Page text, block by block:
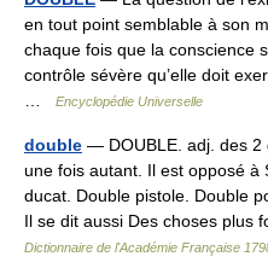
en tout point semblable à son
chaque fois que la conscience
contrôle sévère qu’elle doit
Encyclopédie Universelle
double — DOUBLE. adj. des 2
une fois autant. Il est opposé à
ducat. Double pistole. Double
Il se dit aussi Des choses
Dictionnaire de l'Académie Française